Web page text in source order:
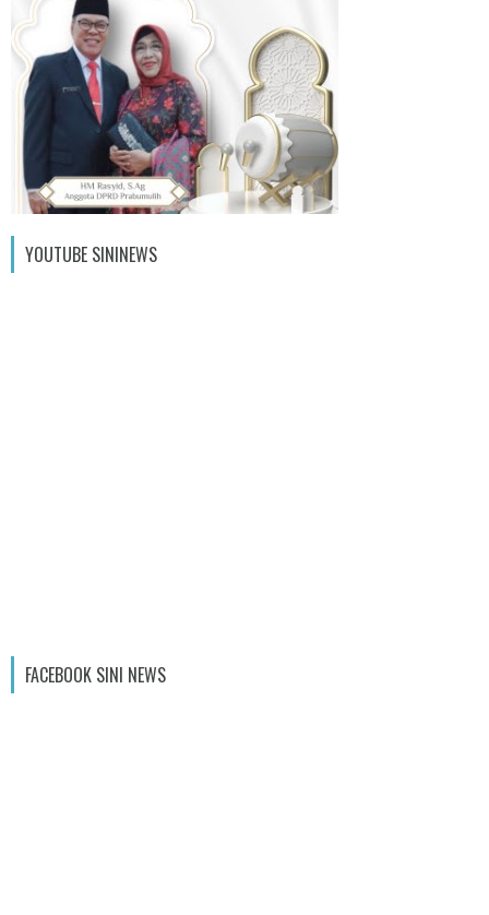
YOUTUBE SININEWS
FACEBOOK SINI NEWS